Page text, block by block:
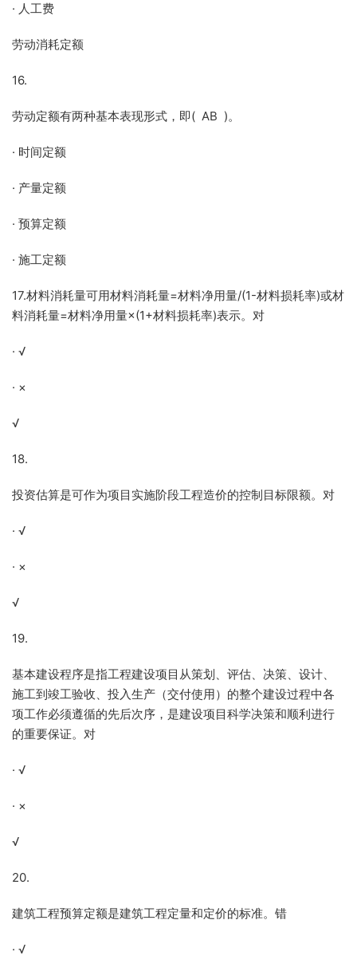
· 人工费
劳动消耗定额
16.
劳动定额有两种基本表现形式，即( AB )。
· 时间定额
· 产量定额
· 预算定额
· 施工定额
17.材料消耗量可用材料消耗量=材料净用量/(1-材料损耗率)或材
料消耗量=材料净用量×(1+材料损耗率)表示。对
· √
· ×
√
18.
投资估算是可作为项目实施阶段工程造价的控制目标限额。对
· √
· ×
√
19.
基本建设程序是指工程建设项目从策划、评估、决策、设计、
施工到竣工验收、投入生产（交付使用）的整个建设过程中各
项工作必须遵循的先后次序，是建设项目科学决策和顺利进行
的重要保证。对
· √
· ×
√
20.
建筑工程预算定额是建筑工程定量和定价的标准。错
· √